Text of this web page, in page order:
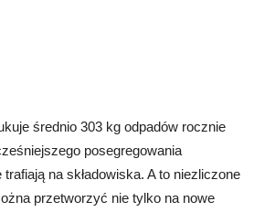
średnio 303 kg odpadów rocznie
posegregowania
na składowiska. A to niezliczone
przetworzyć nie tylko na nowe